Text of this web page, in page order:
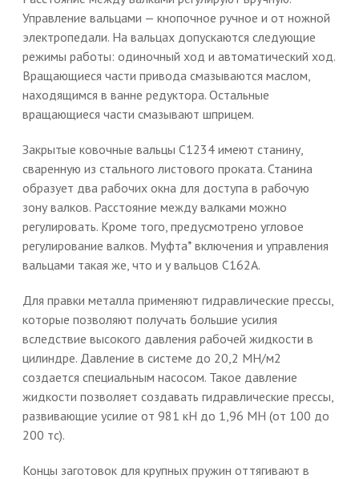
Управление вальцами — кнопочное ручное и от ножной
электропедали. На вальцах допускаются следующие
режимы работы: одиночный ход и автоматический ход.
Вращающиеся части привода смазываются маслом,
находящимся в ванне редуктора. Остальные
вращающиеся части смазывают шприцем.
Закрытые ковочные вальцы С1234 имеют станину,
сваренную из стального листового проката. Станина
образует два рабочих окна для доступа в рабочую
зону валков. Расстояние между валками можно
регулировать. Кроме того, предусмотрено угловое
регулирование валков. Муфта* включения и управления
вальцами такая же, что и у вальцов С162А.
Для правки металла применяют гидравлические прессы,
которые позволяют получать большие усилия
вследствие высокого давления рабочей жидкости в
цилиндре. Давление в системе до 20,2 МН/м2
создается специальным насосом. Такое давление
жидкости позволяет создавать гидравлические прессы,
развивающие усилие от 981 кН до 1,96 МН (от 100 до
200 тс).
Концы заготовок для крупных пружин оттягивают в